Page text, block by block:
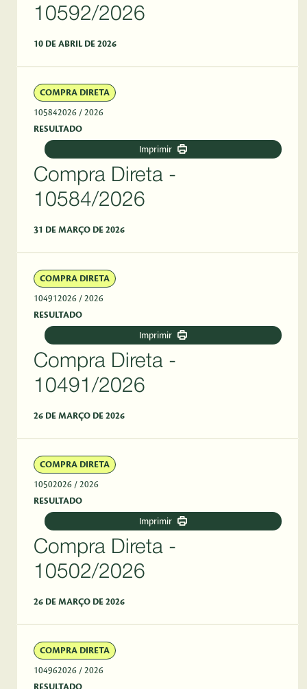
10592/2026
10 DE ABRIL DE 2026
COMPRA DIRETA
105842026 / 2026
RESULTADO
Imprimir
Compra Direta -
10584/2026
31 DE MARÇO DE 2026
COMPRA DIRETA
104912026 / 2026
RESULTADO
Imprimir
Compra Direta -
10491/2026
26 DE MARÇO DE 2026
COMPRA DIRETA
10502026 / 2026
RESULTADO
Imprimir
Compra Direta -
10502/2026
26 DE MARÇO DE 2026
COMPRA DIRETA
104962026 / 2026
RESULTADO